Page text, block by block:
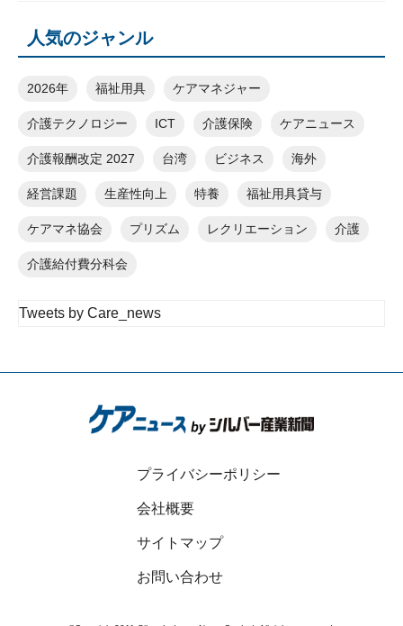
人気のジャンル
2026年 福祉用具 ケアマネジャー
介護テクノロジー ICT 介護保険 ケアニュース
介護報酬改定 2027 台湾 ビジネス 海外
経営課題 生産性向上 特養 福祉用具貸与
ケアマネ協会 プリズム レクリエーション 介護
介護給付費分科会
Tweets by Care_news
プライバシーポリシー
会社概要
サイトマップ
お問い合わせ